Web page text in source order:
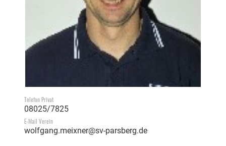
Telefon Privat
08025/7825
E-Mail Verein
wolfgang.meixner@sv-parsberg.de